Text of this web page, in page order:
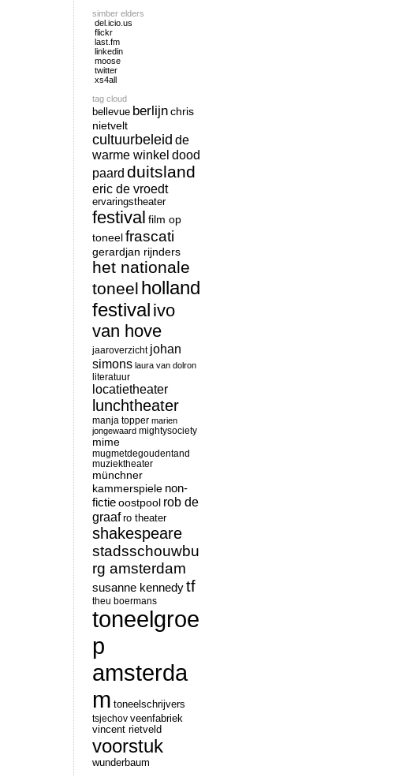
simber elders
del.icio.us
flickr
last.fm
linkedin
moose
twitter
xs4all
tag cloud
bellevue berlijnchris
nietvelt
cultuurbeleid de
warme winkel dood
paard duitsland
eric de vroedt
ervaringstheater
festival film op
toneelfrascati
gerardjan rijnders
het nationale
toneel holland
festival ivo
van hove
jaaroverzicht johan
simons laura van dolron
literatuur
locatietheater
lunchtheater
manja topper marien
jongewaard mightysociety
mime
mugmetdegoudentand
muziektheater
münchner
kammerspiele non-
fictieoostpool rob de
graaf ro theater
shakespeare
stadsschouwbu
rg amsterdam
susanne kennedytf
theu boermans
toneelgroe
p
amsterda
m toneelschrijvers
tsjechov veenfabriek
vincent rietveld
voorstuk
wunderbaum